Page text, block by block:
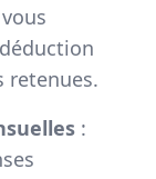
retenues.
: